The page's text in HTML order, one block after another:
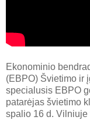
Ekonominio
(EBPO) Švietimo ir
specialusis EBPO
patarėjas švietimo
spalio 16 d.